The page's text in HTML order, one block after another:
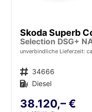
Skoda Superb
unverbindliche Lieferzeit:
Fahrzeugnr. 34666
Kraftstoff Diesel
38.120,– €